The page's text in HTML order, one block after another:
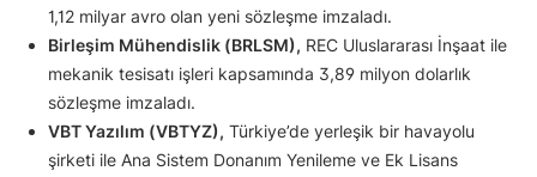
1,12 milyar avro olan yeni sözleşme imzaladı.
Birleşim Mühendislik (BRLSM), REC Uluslararası İnşaat ile
mekanik tesisatı işleri kapsamında 3,89 milyon dolarlık
sözleşme imzaladı.
VBT Yazılım (VBTYZ), Türkiye’de yerleşik bir havayolu
şirketi ile Ana Sistem Donanım Yenileme ve Ek Lisans